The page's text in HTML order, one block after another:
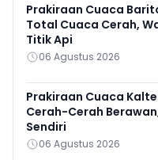
Prakiraan Cuaca
Total Cuaca Cerah,
Titik Api
06 Agustus 2026
Prakiraan Cuaca
Cerah-Cerah
Sendiri
06 Agustus 2026